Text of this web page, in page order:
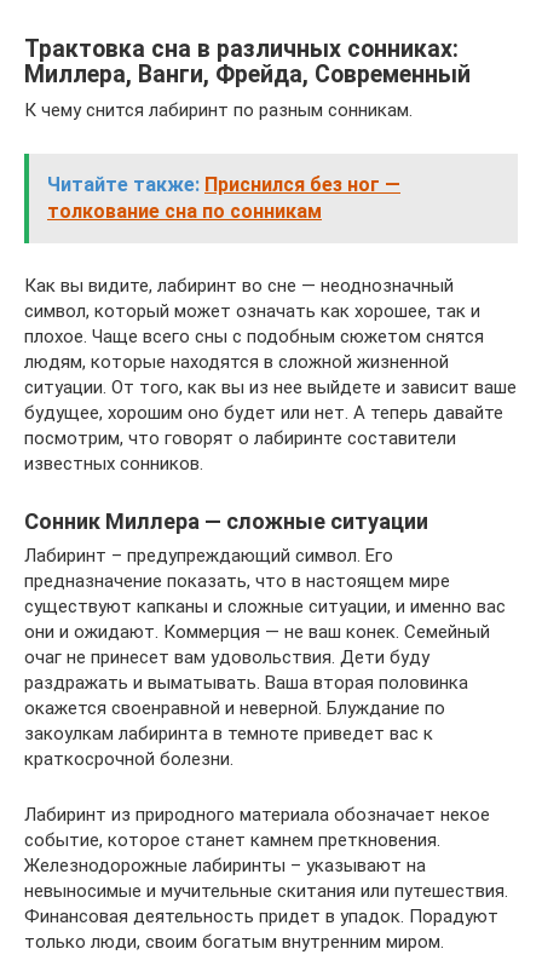
Трактовка сна в различных сонниках:
Миллера, Ванги, Фрейда, Современный
К чему снится лабиринт по разным сонникам.
Читайте также: Приснился без ног —
толкование сна по сонникам
Как вы видите, лабиринт во сне — неоднозначный
символ, который может означать как хорошее, так и
плохое. Чаще всего сны с подобным сюжетом снятся
людям, которые находятся в сложной жизненной
ситуации. От того, как вы из нее выйдете и зависит ваше
будущее, хорошим оно будет или нет. А теперь давайте
посмотрим, что говорят о лабиринте составители
известных сонников.
Сонник Миллера — сложные ситуации
Лабиринт – предупреждающий символ. Его
предназначение показать, что в настоящем мире
существуют капканы и сложные ситуации, и именно вас
они и ожидают. Коммерция — не ваш конек. Семейный
очаг не принесет вам удовольствия. Дети буду
раздражать и выматывать. Ваша вторая половинка
окажется своенравной и неверной. Блуждание по
закоулкам лабиринта в темноте приведет вас к
краткосрочной болезни.
Лабиринт из природного материала обозначает некое
событие, которое станет камнем преткновения.
Железнодорожные лабиринты – указывают на
невыносимые и мучительные скитания или путешествия.
Финансовая деятельность придет в упадок. Порадуют
только люди, своим богатым внутренним миром.